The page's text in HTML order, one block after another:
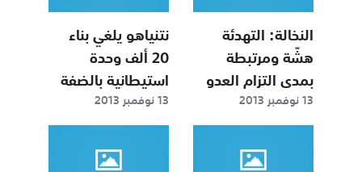
النخالة: التهدئة
هشّة ومرتبطة
بمدى التزام العدو
بها
13 نوفمبر 2013
نتنياهو يلغي بناء
20 ألف وحدة
استيطانية بالضفة
13 نوفمبر 2013